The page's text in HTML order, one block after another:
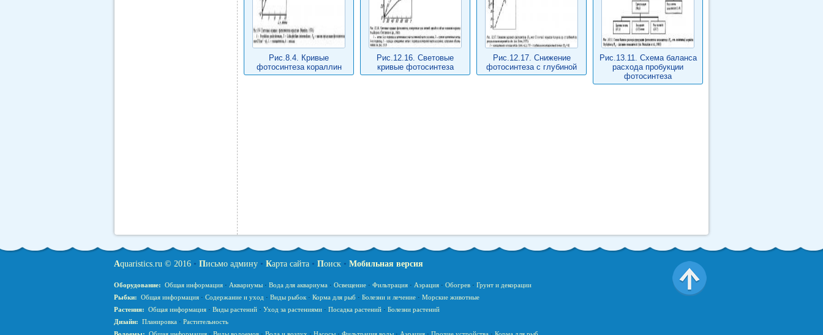
Рис.8.4. Кривые
фотосинтеза кораллин
Рис.12.16. Световые
кривые фотосинтеза
Рис.12.17. Снижение
фотосинтеза с глубиной
Рис.13.11. Схема баланса
расхода пробукции
фотосинтеза
Aquaristics.ru © 2016• Письмо админу• Карта сайта• Поиск• Мобильная версия
Оборудование: Общая информация· Аквариумы· Вода для аквариума· Освещение· Фильтрация· Аэрация· Обогрев· Грунт и декорации
Рыбки: Общая информация· Содержание и уход · Виды рыбок· Корма для рыб· Болезни и лечение· Морские животные
Растения: Общая информация· Виды растений· Уход за растениями· Посадка растений· Болезни растений
Дизайн: Планировка· Растительность